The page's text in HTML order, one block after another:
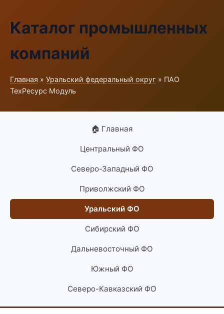
Каталог промышленных
компаний
Главная » Уральский федеральный округ » ПАО
ТехРесурс Модуль
🏠 Главная
Центральный ФО
Северо-Западный ФО
Приволжский ФО
Уральский ФО
Сибирский ФО
Дальневосточный ФО
Южный ФО
Северо-Кавказский ФО